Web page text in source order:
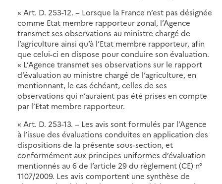
« Art. D. 253-12. − Lorsque la France n’est pas désignée
comme Etat membre rapporteur zonal, l’Agence
transmet ses observations au ministre chargé de
l’agriculture ainsi qu’à l’Etat membre rapporteur, afin
que celui-ci en dispose pour conduire son évaluation.
« L’Agence transmet ses observations sur le rapport
d’évaluation au ministre chargé de l’agriculture, en
mentionnant, le cas échéant, celles de ses
observations qui n’auraient pas été prises en compte
par l’Etat membre rapporteur.
« Art. D. 253-13. − Les avis sont formulés par l’Agence
à l’issue des évaluations conduites en application des
dispositions de la présente sous-section, et
conformément aux principes uniformes d’évaluation
mentionnés au 6 de l’article 29 du règlement (CE) n°
1107/2009. Les avis comportent une synthèse de